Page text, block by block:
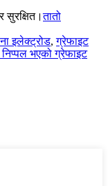
सुरक्षित।तातो
इलेक्ट्रोड,ग्रेफाइट
भएको ग्रेफाइट